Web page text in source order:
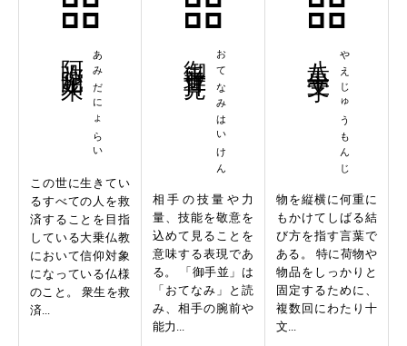
あみだにょらい
阿弥陀如来
この世に生きてい
るすべての人を救
済することを目指
している大乗仏教
において信仰対象
になっている仏様
のこと。 衆生を救
済...
おてなみはいけん
相手の技量や力
量、技能を敬意を
込めて見ることを
意味する表現であ
る。 「御手並」は
「おてなみ」と読
み、相手の腕前や
能力...
やえじゅうもんじ
物を縦横に何重に
もかけてしばる結
び方を指す言葉で
ある。 特に荷物や
物品をしっかりと
固定するために、
複数回にわたり十
文...